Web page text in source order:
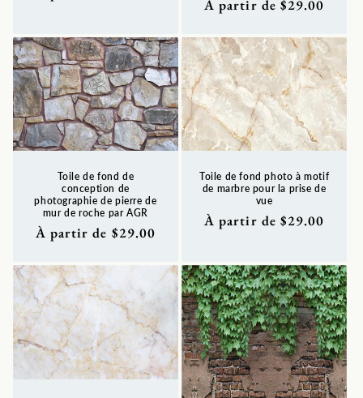
Prix
À partir de $29.00
Toile de fond de
conception de
photographie de pierre de
mur de roche par AGR
Prix
À partir de $29.00
Toile de fond photo à motif
de marbre pour la prise de
vue
Prix
À partir de $29.00